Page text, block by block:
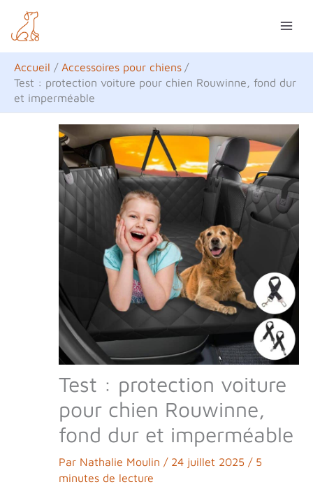
contenu
Accueil
Accessoires pour chiens
Test : protection voiture pour chien Rouwinne, fond dur
et imperméable
Test : protection voiture
pour chien Rouwinne,
fond dur et imperméable
Par Nathalie Moulin / 24 juillet 2025 / 5
minutes de lecture
e
c
h
e